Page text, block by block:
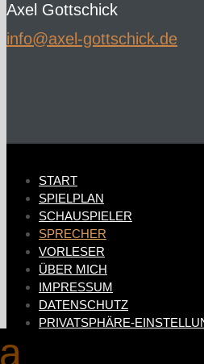
Axel Gottschick
ed.kcihcsttog-lexa@ofni
START
SPIELPLAN
SCHAUSPIELER
SPRECHER
VORLESER
ÜBER MICH
IMPRESSUM
DATENSCHUTZ
PRIVATSPHÄRE-